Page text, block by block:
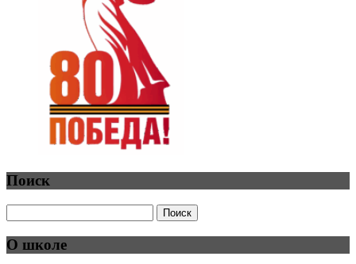
Поиск
О школе